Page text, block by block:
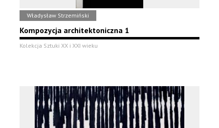
Władysław Strzemiński
Kompozycja architektoniczna 1
Kolekcja Sztuki XX i XXI wieku